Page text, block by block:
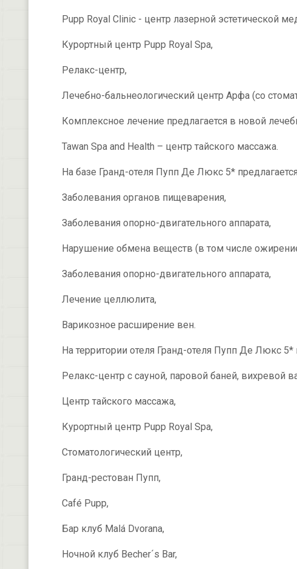
Pupp Royal Clinic - центр лазерной эстетической
Курортный центр Pupp Royal Spa,
Релакс-центр,
Лечебно-бальнеологический центр Арфа (со
Комплексное лечение предлагается в новой
Tawan Spa and Health – центр тайского массажа.
На базе Гранд-отеля Пупп Де Люкс 5*
Заболевания органов пищеварения,
Заболевания опорно-двигательного аппарата,
Нарушение обмена веществ (в том числе
Заболевания опорно-двигательного аппарата,
Лечение целлюлита,
Варикозное расширение вен.
На территории отеля Гранд-отеля Пупп Де Люкс 5*
Релакс-центр с сауной, паровой баней, вихревой
Центр тайского массажа,
Курортный центр Pupp Royal Spa,
Стоматологический центр,
Гранд-рестован Пупп,
Café Pupp,
Бар клуб Malá Dvorana,
Ночной клуб Becher´s Bar,